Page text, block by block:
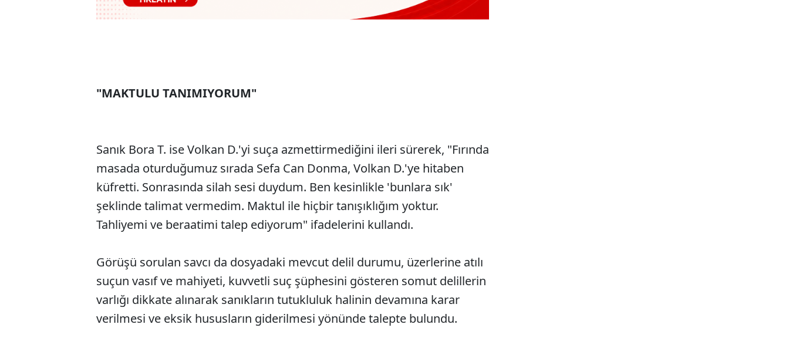
"MAKTULU TANIMIYORUM"
Sanık Bora T. ise Volkan D.'yi suça azmettirmediğini ileri sürerek, "Fırında
masada oturduğumuz sırada Sefa Can Donma, Volkan D.'ye hitaben
küfretti. Sonrasında silah sesi duydum. Ben kesinlikle 'bunlara sık'
şeklinde talimat vermedim. Maktul ile hiçbir tanışıklığım yoktur.
Tahliyemi ve beraatimi talep ediyorum" ifadelerini kullandı.
Görüşü sorulan savcı da dosyadaki mevcut delil durumu, üzerlerine atılı
suçun vasıf ve mahiyeti, kuvvetli suç şüphesini gösteren somut delillerin
varlığı dikkate alınarak sanıkların tutukluluk halinin devamına karar
verilmesi ve eksik hususların giderilmesi yönünde talepte bulundu.